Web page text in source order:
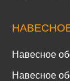
Навесное
Навесное